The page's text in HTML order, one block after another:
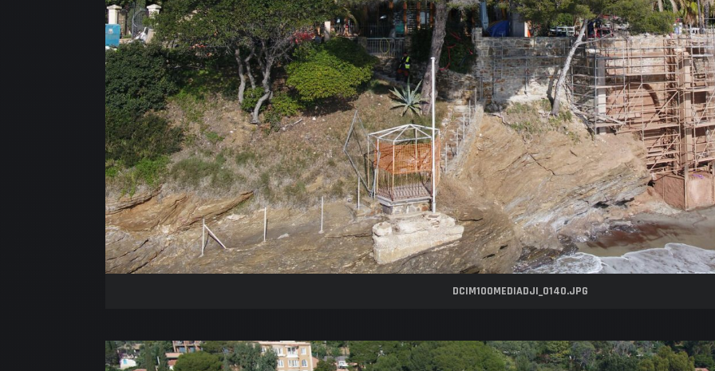
ACCUEIL
DCIM100MEDIADJI_0140.JPG